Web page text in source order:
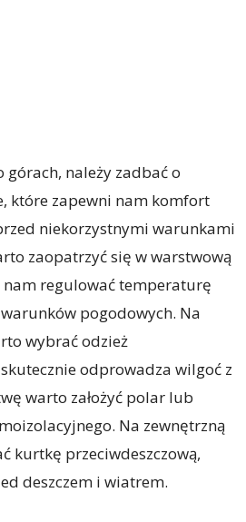
górach, należy zadbać o
które zapewni nam komfort
niekorzystnymi warunkami
zaopatrzyć się w warstwową
regulować temperaturę
pogodowych. Na
wybrać odzież
odprowadza wilgoć z
warto założyć polar lub
Na zewnętrzną
kurtkę przeciwdeszczową,
deszczem i wiatrem.